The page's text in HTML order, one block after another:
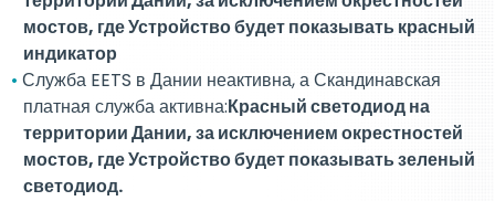
мостов, где Устройство будет показывать красный
индикатор
Служба EETS в Дании неактивна, а Скандинавская
платная служба активна:Красный светодиод на
территории Дании, за исключением окрестностей
мостов, где Устройство будет показывать зеленый
светодиод.